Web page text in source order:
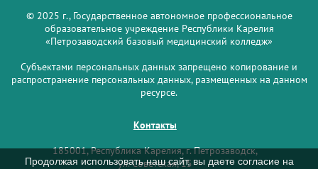
© 2025 г., Государственное автономное профессиональное
образовательное учреждение Республики Карелия
«Петрозаводский базовый медицинский колледж»
Субъектами персональных данных запрещено копирование и
распространение персональных данных, размещенных на данном
ресурсе.
Контакты
185001, Республика Карелия, г. Петрозаводск,
ул. Советская, 15
Продолжая использовать наш сайт, вы даете согласие на